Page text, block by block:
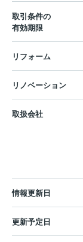
取引条件の
有効期限
リフォーム
リノベーション
取扱会社
情報更新日
更新予定日